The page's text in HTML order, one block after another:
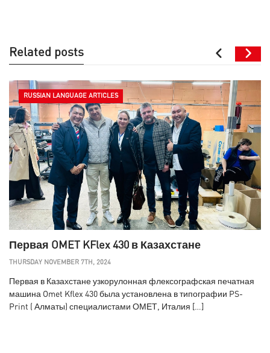
Related posts
RUSSIAN LANGUAGE ARTICLES
Первая OMET KFlex 430 в Казахстане
THURSDAY NOVEMBER 7TH, 2024
Первая в Казахстане узкорулонная флексографская печатная
машина Omet Kflex 430 была установлена в типографии PS-
Print ( Алматы) специалистами ОМЕТ, Италия […]